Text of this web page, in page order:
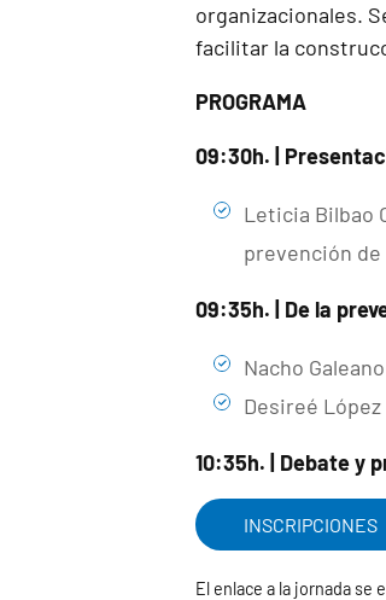
organizacionales.
facilitar la
PROGRAMA
09:30h. |
Leticia Bilbao
prevención de
09:35h. | De la
Nacho
Desireé
10:35h. | Debate y
INSCRIPCIONES
El enlace a la jornada se